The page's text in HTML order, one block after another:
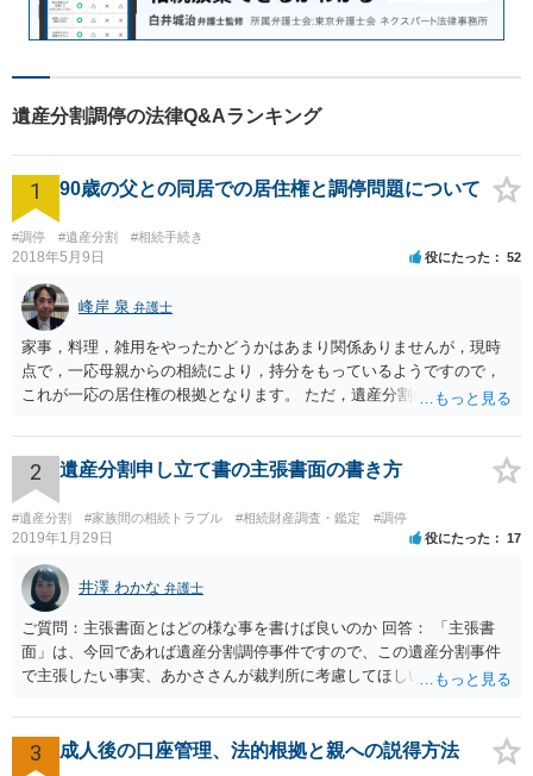
遺産分割調停の法律Q&Aランキング
1 90歳の父との同居での居住権と調停問題について
#調停 #遺産分割 #相続手続き
2018年5月9日 役にたった 52
峰岸 泉 弁護士
家事，料理，雑用をやったかどうかはあまり関係ありませんが，現時
点で，一応母親からの相続により，持分をもっているようですので，
これが一応の居住権の根拠となります。 ただ，遺産分割により，母の
2 遺産分割申し立て書の主張書面の書き方
#遺産分割 #家族間の相続トラブル #相続財産調査・鑑定 #調停
2019年1月29日 役にたった 17
井澤 わかな 弁護士
ご質問：主張書面とはどの様な事を書けば良いのか 回答： 「主張書
面」は、今回であれば遺産分割調停事件ですので、この遺産分割事件
で主張したい事実、あかささんが裁判所に考慮してほしいと思う、亡
ります。 もし、主張したい事実や考慮してほしい事情に関連して
資料を持っているようであれば、主張書面とは別で提出できます。も
し、お姉さんに見られたくないような資料がある場合、「非開示の希
3 成人後の口座管理、法的根拠と親への説得方法